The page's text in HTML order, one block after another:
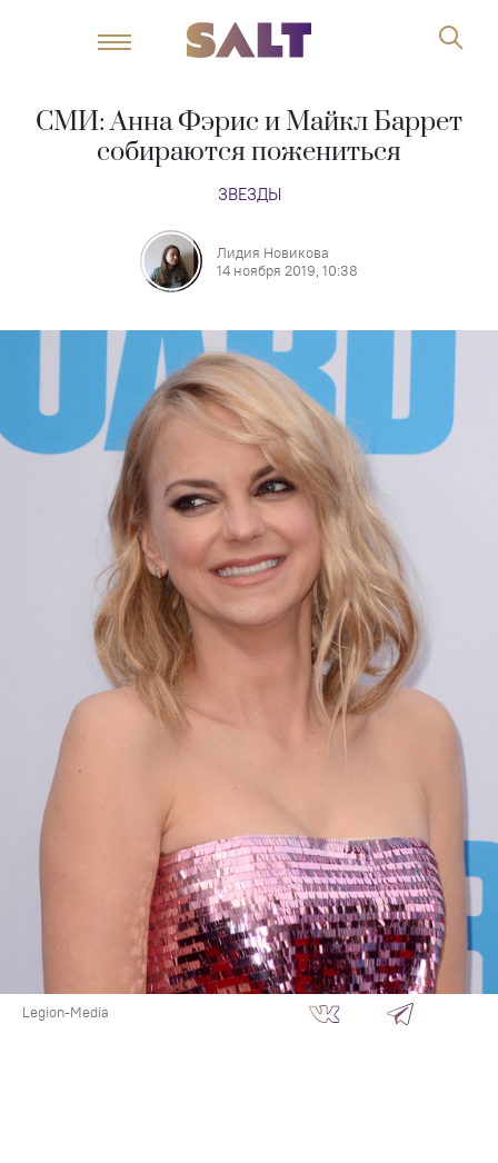
СМИ: Анна Фэрис и Майкл Баррет
собираются пожениться
ЗВЕЗДЫ
Лидия Новикова
14 ноября 2019, 10:38
Legion-Media